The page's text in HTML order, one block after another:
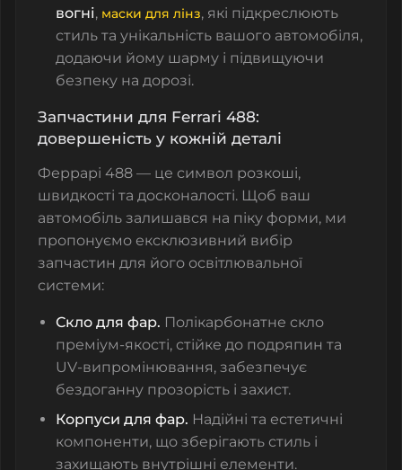
вогні, маски для лінз, які підкреслюють
стиль та унікальність вашого автомобіля,
додаючи йому шарму і підвищуючи
безпеку на дорозі.
Запчастини для Ferrari 488:
довершеність у кожній деталі
Феррарі 488 — це символ розкоші,
швидкості та досконалості. Щоб ваш
автомобіль залишався на піку форми, ми
пропонуємо ексклюзивний вибір
запчастин для його освітлювальної
системи:
Скло для фар. Полікарбонатне скло
преміум-якості, стійке до подряпин та
UV-випромінювання, забезпечує
бездоганну прозорість і захист.
Корпуси для фар. Надійні та естетичні
компоненти, що зберігають стиль і
захищають внутрішні елементи.